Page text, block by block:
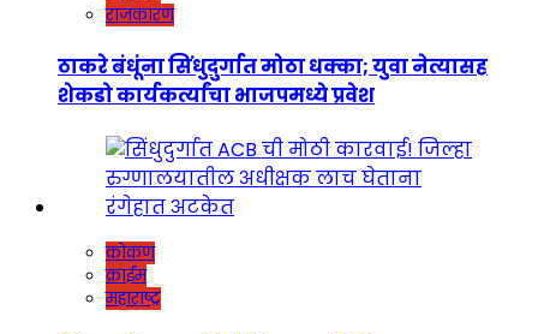
राजकारण
ठाकरे बंधूंना सिंधुदुर्गात मोठा धक्का; युवा नेत्यासह
शेकडो कार्यकर्त्यांचा भाजपमध्ये प्रवेश
कोकण
क्राईम
महाराष्ट्र